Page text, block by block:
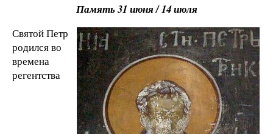
Память 31 июня / 14 июля
Святой Петр
родился во
времена
регентства